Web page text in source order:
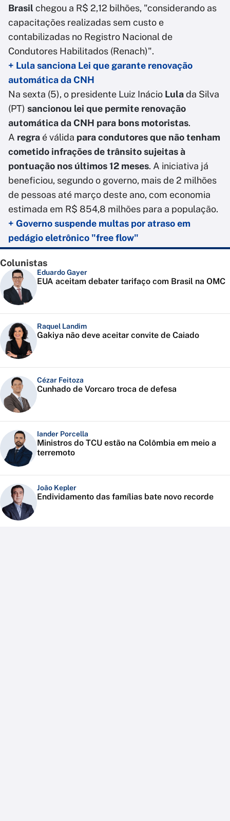
Brasilchegou a R$ 2,12 bilhões, "considerando as
capacitações realizadas sem custo e
contabilizadas no Registro Nacional de
Condutores Habilitados (Renach)".
+ Lula sanciona Lei que garante renovação
automática da CNH
Na sexta (5), o presidente Luiz Inácio Lulada Silva
(PT) sancionou lei que permite renovação
automática da CNH para bons motoristas.
A regra é válida para condutores que não tenham
cometido infrações de trânsito sujeitas à
pontuação nos últimos 12 meses. A iniciativa já
beneficiou, segundo o governo, mais de 2 milhões
de pessoas até março deste ano, com economia
estimada em R$ 854,8 milhões para a população.
+ Governo suspende multas por atraso em
pedágio eletrônico "free flow"
Colunistas
Eduardo Gayer
EUA aceitam debater tarifaço com Brasil na OMC
Raquel Landim
Gakiya não deve aceitar convite de Caiado
Cézar Feitoza
Cunhado de Vorcaro troca de defesa
Iander Porcella
Ministros do TCU estão na Colômbia em meio a
terremoto
João Kepler
Endividamento das famílias bate novo recorde